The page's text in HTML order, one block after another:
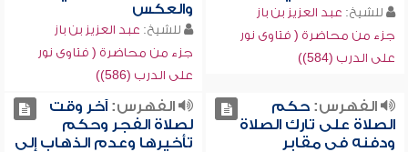
للشيخ: عبد العزيز بن باز
جزء من محاضرة ( فتاوى نور
على الدرب (584))
والعكس
للشيخ: عبد العزيز بن باز
جزء من محاضرة ( فتاوى نور
على الدرب (586))
الفهرس:حكم
الصلاة على تارك الصلاة
ودفنه في مقابر
الفهرس:آخر وقت
لصلاة الفجر وحكم
تأخيرها وعدم الذهاب إلى